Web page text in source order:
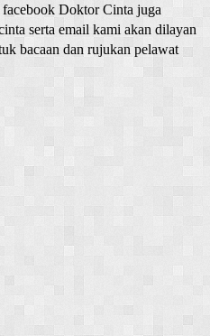
Doktor Cinta juga
serta email kami akan dilayan
bacaan dan rujukan pelawat